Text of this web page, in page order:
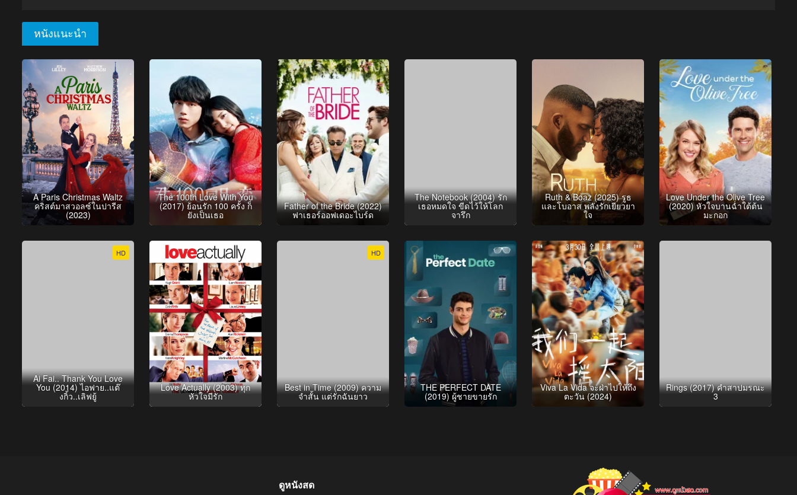
หนังแนะนำ
A Paris Christmas Waltz
คริสต์มาสวอลซ์ในปารีส
(2023)
The 100th Love With You
(2017) ย้อนรัก 100 ครั้ง ก็
ยังเป็นเธอ
Father of the Bride (2022)
ฟาเธอร์ออฟเดอะไบร์ด
The Notebook (2004) รัก
เธอหมดใจ ขีดไว้ให้โลก
จารึก
Ruth & Boaz (2025) รูธ
และโบอาส พลังรักเยียวยา
ใจ
Love Under the Olive Tree
(2020) หัวใจบานฉ่ำใต้ต้น
มะกอก
HD
Ai Fai.. Thank You Love
You (2014) ไอฟาย..แต๊
งกิ้ว..เลิฟยู้
Love Actually (2003) ทุก
หัวใจมีรัก
HD
Best in Time (2009) ความ
จำสั้น แต่รักฉันยาว
THE PERFECT DATE
(2019) ผู้ชายขายรัก
Viva La Vida จะฝ่าไปให้ถึง
ตะวัน (2024)
Rings (2017) คำสาปมรณะ
3
ดูหนังสด